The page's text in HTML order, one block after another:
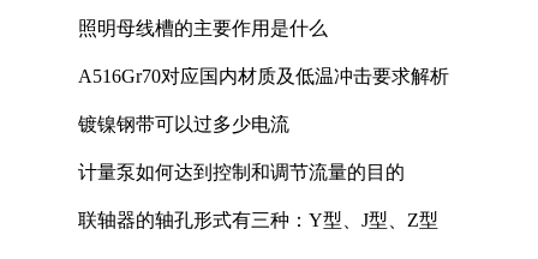
照明母线槽的主要作用是什么
A516Gr70对应国内材质及低温冲击要求解析
镀镍钢带可以过多少电流
计量泵如何达到控制和调节流量的目的
联轴器的轴孔形式有三种：Y型、J型、Z型